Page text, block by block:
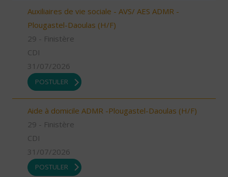
Auxiliaires de vie sociale - AVS/ AES ADMR -
Plougastel-Daoulas (H/F)
29 - Finistère
CDI
31/07/2026
POSTULER
Aide à domicile ADMR -Plougastel-Daoulas (H/F)
29 - Finistère
CDI
31/07/2026
POSTULER